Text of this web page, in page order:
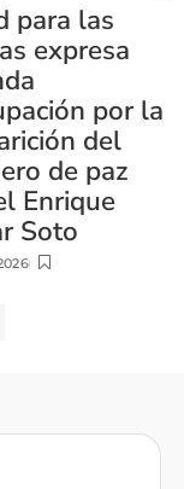
para las
expresa
por la
del
de paz
Enrique
Soto